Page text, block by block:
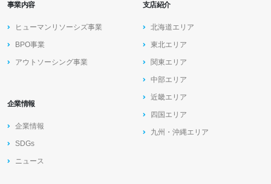
事業内容
ヒューマンリソーシズ事業
BPO事業
アウトソーシング事業
企業情報
企業情報
SDGs
ニュース
支店紹介
北海道エリア
東北エリア
関東エリア
中部エリア
近畿エリア
四国エリア
九州・沖縄エリア